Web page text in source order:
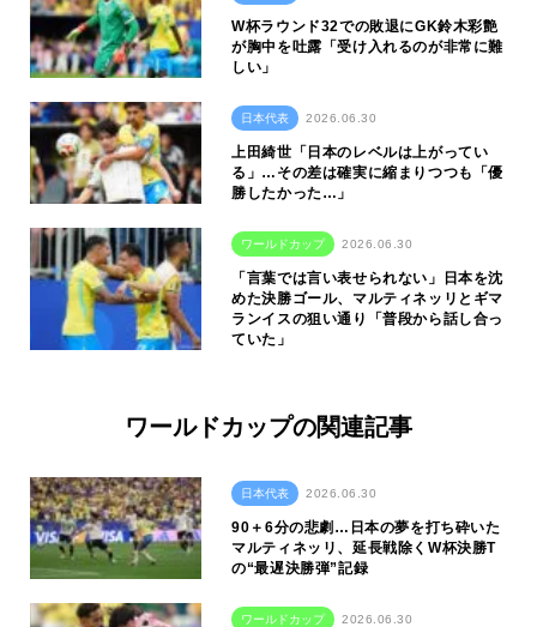
W杯ラウンド32での敗退にGK鈴木彩艶
が胸中を吐露「受け入れるのが非常に難
しい」
日本代表 2026.06.30
上田綺世「日本のレベルは上がってい
る」…その差は確実に縮まりつつも「優
勝したかった…」
ワールドカップ 2026.06.30
「言葉では言い表せられない」日本を沈
めた決勝ゴール、マルティネッリとギマ
ランイスの狙い通り「普段から話し合っ
ていた」
ワールドカップの関連記事
日本代表 2026.06.30
90＋6分の悲劇…日本の夢を打ち砕いた
マルティネッリ、延長戦除くW杯決勝T
の“最遅決勝弾”記録
ワールドカップ 2026.06.30